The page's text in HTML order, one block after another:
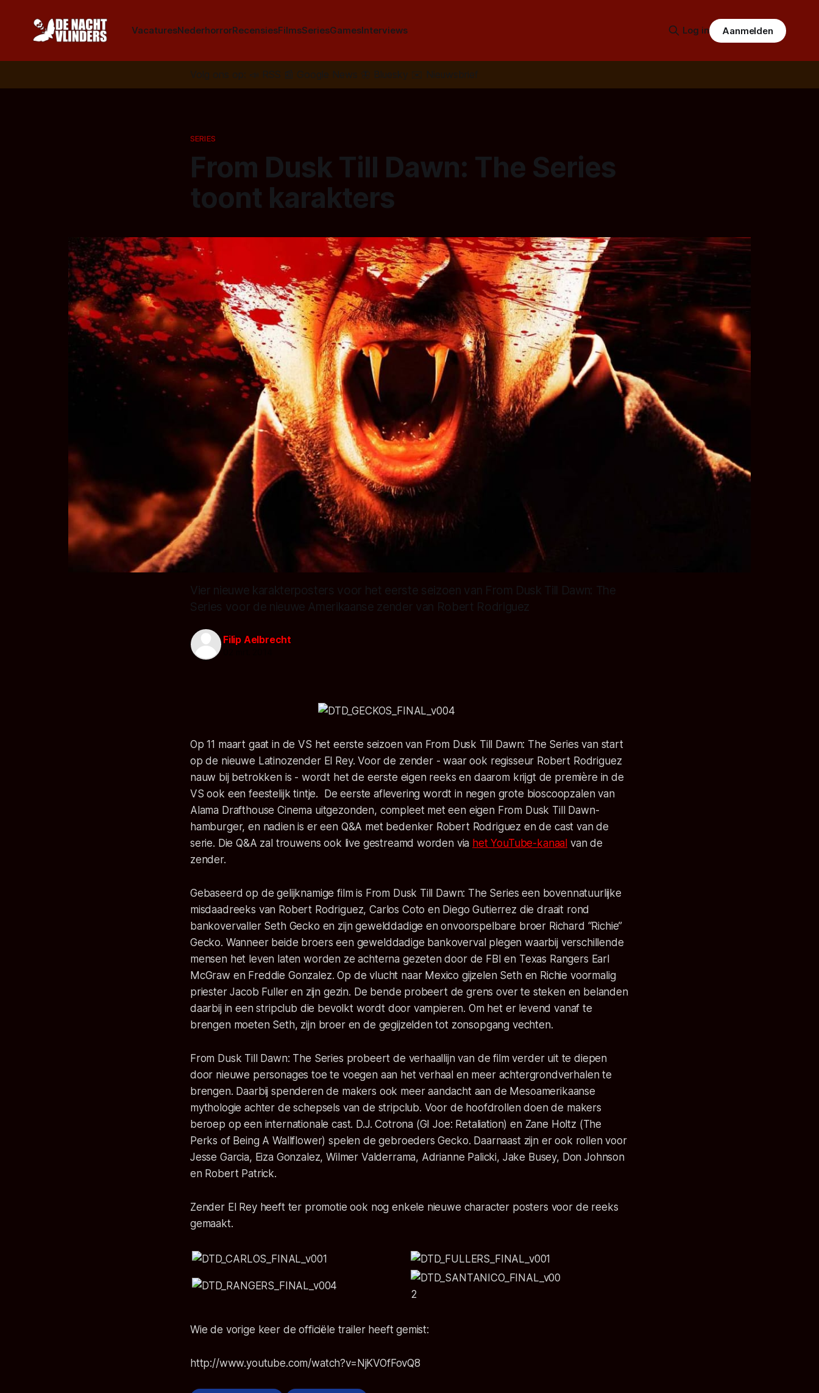
VacaturesNederhorrorRecensiesFilmsSeriesGamesInterviews Log in Aanmelden
Volg ons op: 📣 RSS 📰 Google News 🦋 Bluesky ✉️ Nieuwsbrief
SERIES
From Dusk Till Dawn: The Series
toont karakters
Vier nieuwe karakterposters voor het eerste seizoen van From Dusk Till Dawn: The
Series voor de nieuwe Amerikaanse zender van Robert Rodriguez
Filip Aelbrecht
Op 11 maart gaat in de VS het eerste seizoen van From Dusk Till Dawn: The Series van start
op de nieuwe Latinozender El Rey. Voor de zender - waar ook regisseur Robert Rodriguez
nauw bij betrokken is - wordt het de eerste eigen reeks en daarom krijgt de première in de
VS ook een feestelijk tintje. De eerste aflevering wordt in negen grote bioscoopzalen van
Alama Drafthouse Cinema uitgezonden, compleet met een eigen From Dusk Till Dawn-
hamburger, en nadien is er een Q&A met bedenker Robert Rodriguez en de cast van de
serie. Die Q&A zal trouwens ook live gestreamd worden via het YouTube-kanaal van de
zender.
Gebaseerd op de gelijknamige film is From Dusk Till Dawn: The Series een bovennatuurlijke
misdaadreeks van Robert Rodriguez, Carlos Coto en Diego Gutierrez die draait rond
bankovervaller Seth Gecko en zijn gewelddadige en onvoorspelbare broer Richard “Richie”
Gecko. Wanneer beide broers een gewelddadige bankoverval plegen waarbij verschillende
mensen het leven laten worden ze achterna gezeten door de FBI en Texas Rangers Earl
McGraw en Freddie Gonzalez. Op de vlucht naar Mexico gijzelen Seth en Richie voormalig
priester Jacob Fuller en zijn gezin. De bende probeert de grens over te steken en belanden
daarbij in een stripclub die bevolkt wordt door vampieren. Om het er levend vanaf te
brengen moeten Seth, zijn broer en de gegijzelden tot zonsopgang vechten.
From Dusk Till Dawn: The Series probeert de verhaallijn van de film verder uit te diepen
door nieuwe personages toe te voegen aan het verhaal en meer achtergrondverhalen te
brengen. Daarbij spenderen de makers ook meer aandacht aan de Mesoamerikaanse
mythologie achter de schepsels van de stripclub. Voor de hoofdrollen doen de makers
beroep op een internationale cast. D.J. Cotrona (GI Joe: Retaliation) en Zane Holtz (The
Perks of Being A Wallflower) spelen de gebroeders Gecko. Daarnaast zijn er ook rollen voor
Jesse Garcia, Eiza Gonzalez, Wilmer Valderrama, Adrianne Palicki, Jake Busey, Don Johnson
en Robert Patrick.
Zender El Rey heeft ter promotie ook nog enkele nieuwe character posters voor de reeks
gemaakt.
Wie de vorige keer de officiële trailer heeft gemist:
http://www.youtube.com/watch?v=NjKVOfFovQ8